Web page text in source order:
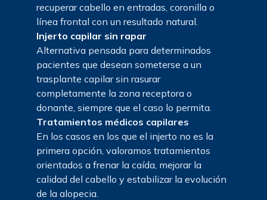
recuperar cabello en entradas, coronilla o
línea frontal con un resultado natural.
Injerto capilar sin rapar
Alternativa pensada para determinados
pacientes que desean someterse a un
trasplante capilar sin rasurar
completamente la zona receptora o
donante, siempre que el caso lo permita.
Tratamientos médicos capilares
En los casos en los que el injerto no es la
primera opción, valoramos tratamientos
orientados a frenar la caída, mejorar la
calidad del cabello y estabilizar la evolución
de la alopecia.